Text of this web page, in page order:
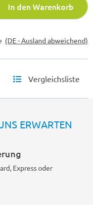
In den Warenkorb
(DE - Ausland abweichend)
Vergleichsliste
ERWARTEN
Express oder